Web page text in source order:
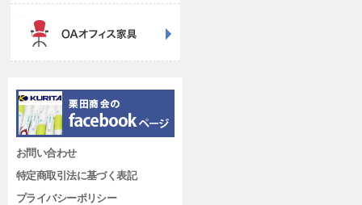
お問い合わせ
特定商取引法に基づく表記
プライバシーポリシー